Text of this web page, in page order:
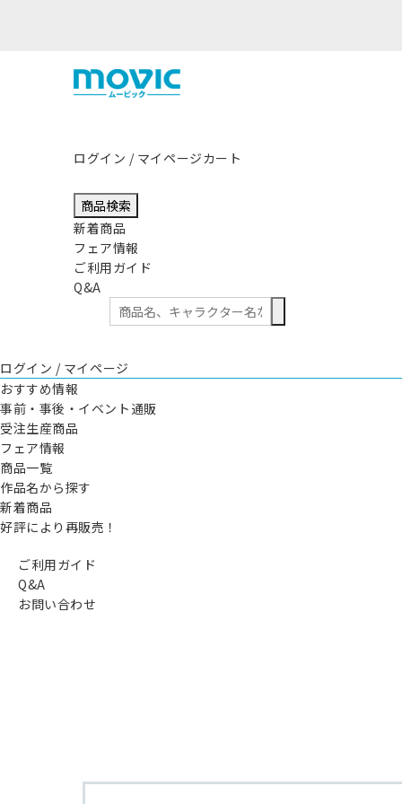
ログイン / マイページカート
商品検索
新着商品
フェア情報
ご利用ガイド
Q&A
ログイン / マイページ
おすすめ情報
事前・事後・イベント通販
受注生産商品
フェア情報
商品一覧
作品名から探す
新着商品
好評により再販売！
ご利用ガイド
Q&A
お問い合わせ